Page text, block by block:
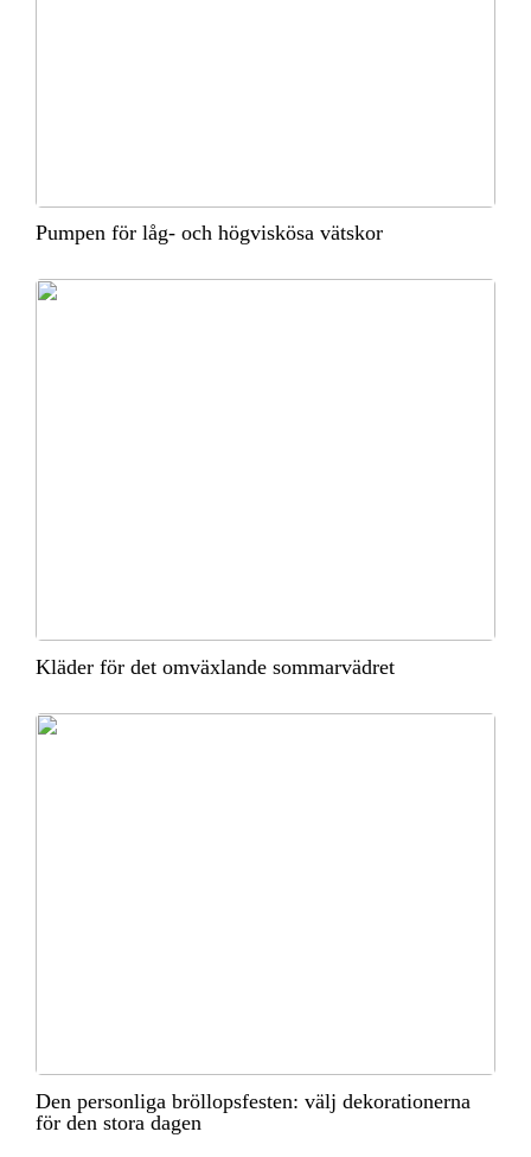
Pumpen för låg- och högviskösa vätskor
Kläder för det omväxlande sommarvädret
Den personliga bröllopsfesten: välj dekorationerna
för den stora dagen